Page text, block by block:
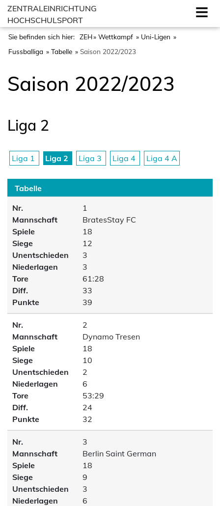
ZENTRALEINRICHTUNG
HOCHSCHULSPORT
Sie befinden sich hier: ZEH Wettkampf
Uni-Ligen
Fussballiga
Tabelle Saison 2022/2023
Saison 2022/2023
Liga 2
Liga 1 Liga 2 Liga 3 Liga 4 Liga 4 A
Tabelle
Nr.
1
Mannschaft
BratesStay FC
Spiele
18
Siege
12
Unentschieden
3
Niederlagen
3
Tore
61:28
Diff.
33
Punkte
39
Nr.
2
Mannschaft
Dynamo Tresen
Spiele
18
Siege
10
Unentschieden
2
Niederlagen
6
Tore
53:29
Diff.
24
Punkte
32
Nr.
3
Mannschaft
Berlin Saint German
Spiele
18
Siege
9
Unentschieden
3
Niederlagen
6